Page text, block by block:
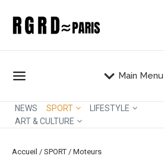
Main Menu
NEWS SPORT
LIFESTYLE
ART & CULTURE
Accueil / SPORT / Moteurs